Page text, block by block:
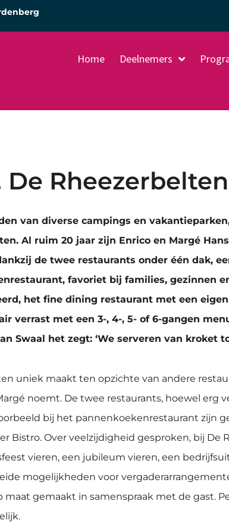
Home Deelnemers
Rheezerbelten
van diverse campings en
Al ruim 20 jaar zijn Enrico en Margé
de twee restaurants onder één dak,
favoriet bij families, gezinnen
het fine dining restaurant met een
verrast met een 3-, 4-, 5- of 6-gangen
Swaal het zegt: ‘We serveren van kroket
uniek maakt ten opzichte van andere
noemt. De twee restaurants, hoewel erg
bij het pannenkoekenrestaurant zijn
Bistro. Over veelzijdigheid gesproken, bij De
vieren, een jubileum vieren, een
mogelijkheden voor
gemaakt in samenspraak met de gast.